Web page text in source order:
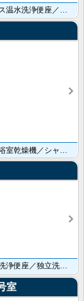
インターネット無料／オートロック／南向き温水洗浄便座／独立洗面台／室内洗濯機置場／バルコニー
室